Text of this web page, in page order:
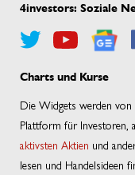
4investors: Soziale
Charts und Kurse
Die Widgets werden von
Plattform für Investoren,
aktivsten Aktien und
lesen und Handelsideen